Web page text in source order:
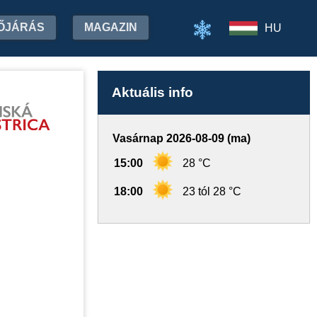
MAGAZIN HU
Aktuális info
Vasárnap 2026-08-09 (ma)
15:00 28 °C
18:00 23 tól 28 °C